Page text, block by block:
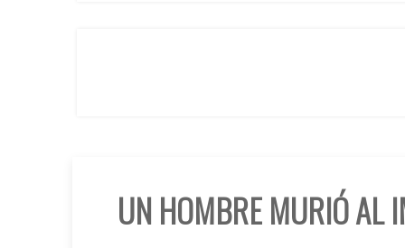
UN HOMBRE MURIÓ AL